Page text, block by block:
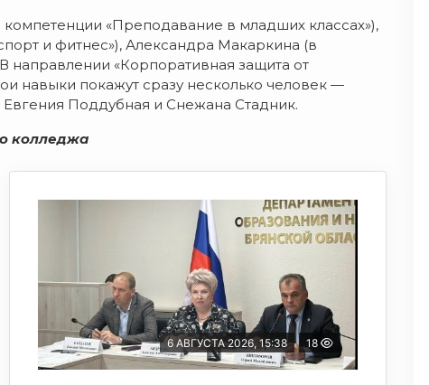
«Преподавание в младших классах»),
и фитнес»), Александра Макаркина (в
«Корпоративная защита от
навыки покажут сразу несколько человек —
Поддубная и Снежана Стадник.
колледжа
6 АВГУСТА 2026, 15:38 18